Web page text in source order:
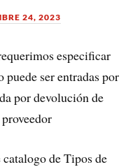
24, 2023
especificar
ser entradas por
por devolución de
de Tipos de